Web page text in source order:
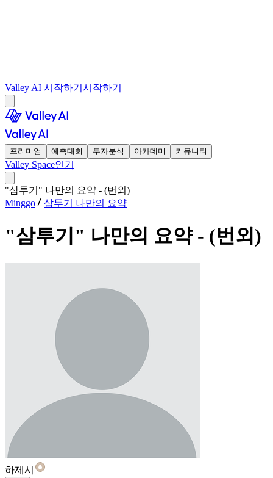
Valley AI 시작하기 시작하기
프리미엄 예측대회 투자분석 아카데미 커뮤니티
Valley Space인기
"삼투기" 나만의 요약 - (번외)
Minggo
삼투기 나만의 요약
"삼투기" 나만의 요약 - (번외)
하제시